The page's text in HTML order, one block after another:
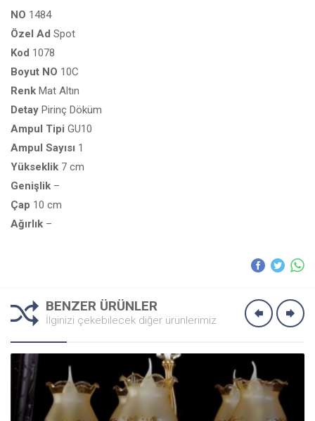
NO 1484
Özel Ad Spot
Kod 1078
Boyut NO 10C
Renk Mat Altın
Detay Pirinç Döküm
Ampul Tipi GU10
Ampul Sayısı 1
Yükseklik 7 cm
Genişlik –
Çap 10 cm
Ağırlık –
BENZER ÜRÜNLER
İlginizi çekebilecek diğer ürünlerimiz